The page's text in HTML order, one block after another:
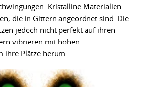
Kristalline Materialien
die in Gittern angeordnet sind. Die
jedoch nicht perfekt auf ihren
vibrieren mit hohen
ihre Plätze herum.